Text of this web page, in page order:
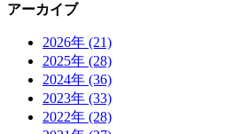
アーカイブ
2026年 (21)
2025年 (28)
2024年 (36)
2023年 (33)
2022年 (28)